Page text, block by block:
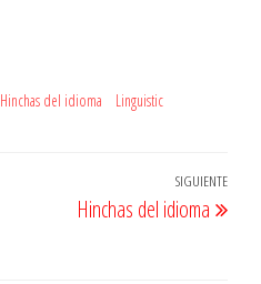
Hinchas del idioma
Linguistic
SIGUIENTE
Hinchas del idioma